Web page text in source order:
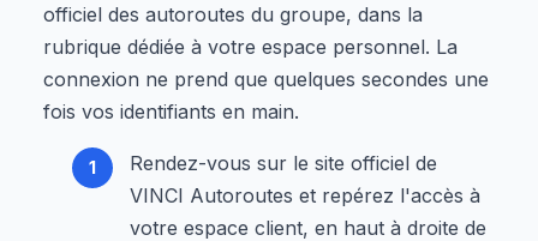
officiel des autoroutes du groupe, dans la
rubrique dédiée à votre espace personnel. La
connexion ne prend que quelques secondes une
fois vos identifiants en main.
Rendez-vous sur le site officiel de
VINCI Autoroutes et repérez l'accès à
votre espace client, en haut à droite de